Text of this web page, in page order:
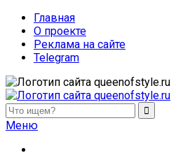
Главная
О проекте
Реклама на сайте
Telegram
queenofstyle.ru
Женский сайт о моде и красоте.
Меню